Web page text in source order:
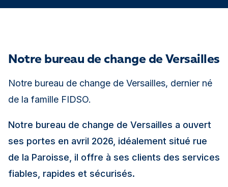
Notre bureau de change de Versailles
Notre bureau de change de Versailles, dernier né
de la famille FIDSO.
Notre bureau de change de Versailles a ouvert
ses portes en avril 2026, idéalement situé rue
de la Paroisse, il offre à ses clients des services
fiables, rapides et sécurisés.